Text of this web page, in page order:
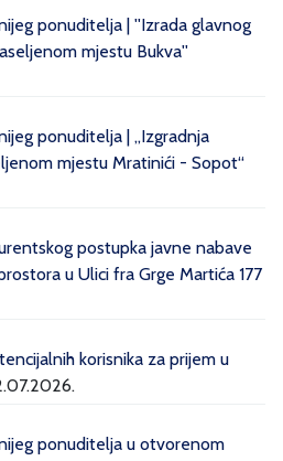
ponuditelja | ''Izrada glavnog
mjestu Bukva''
ponuditelja | „Izgradnja
mjestu Mratinići - Sopot“
postupka javne nabave
u Ulici fra Grge Martića 177
korisnika za prijem u
ponuditelja u otvorenom